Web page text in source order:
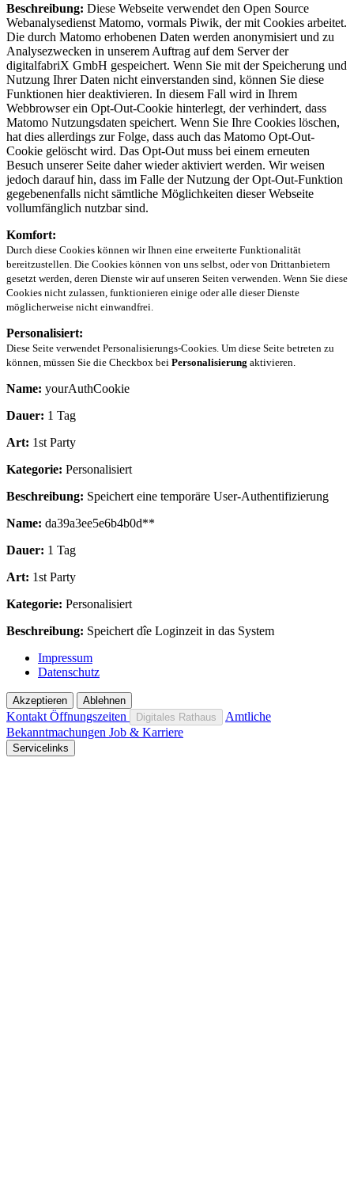
Beschreibung: Diese Webseite verwendet den Open Source
Webanalysedienst Matomo, vormals Piwik, der mit Cookies arbeitet.
Die durch Matomo erhobenen Daten werden anonymisiert und zu
Analysezwecken in unserem Auftrag auf dem Server der
digitalfabriX GmbH gespeichert. Wenn Sie mit der Speicherung und
Nutzung Ihrer Daten nicht einverstanden sind, können Sie diese
Funktionen hier deaktivieren. In diesem Fall wird in Ihrem
Webbrowser ein Opt-Out-Cookie hinterlegt, der verhindert, dass
Matomo Nutzungsdaten speichert. Wenn Sie Ihre Cookies löschen,
hat dies allerdings zur Folge, dass auch das Matomo Opt-Out-
Cookie gelöscht wird. Das Opt-Out muss bei einem erneuten
Besuch unserer Seite daher wieder aktiviert werden. Wir weisen
jedoch darauf hin, dass im Falle der Nutzung der Opt-Out-Funktion
gegebenenfalls nicht sämtliche Möglichkeiten dieser Webseite
vollumfänglich nutzbar sind.
Komfort:
Durch diese Cookies können wir Ihnen eine erweiterte Funktionalität
bereitzustellen. Die Cookies können von uns selbst, oder von Drittanbietern
gesetzt werden, deren Dienste wir auf unseren Seiten verwenden. Wenn Sie diese
Cookies nicht zulassen, funktionieren einige oder alle dieser Dienste
möglicherweise nicht einwandfrei.
Personalisiert:
Diese Seite verwendet Personalisierungs-Cookies. Um diese Seite betreten zu
können, müssen Sie die Checkbox bei Personalisierung aktivieren.
Name: yourAuthCookie
Dauer: 1 Tag
Art: 1st Party
Kategorie: Personalisiert
Beschreibung: Speichert eine temporäre User-Authentifizierung
Name: da39a3ee5e6b4b0d**
Dauer: 1 Tag
Art: 1st Party
Kategorie: Personalisiert
Beschreibung: Speichert dîe Loginzeit in das System
Impressum
Datenschutz
Akzeptieren Ablehnen
Kontakt Öffnungszeiten Digitales Rathaus
Amtliche
Bekanntmachungen Job & Karriere
Servicelinks